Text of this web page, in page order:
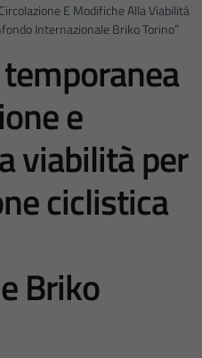
E Modifiche Alla Viabilità
Internazionale Briko Torino”
e
viabilità per
ciclistica
Briko